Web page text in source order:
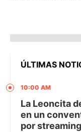
ÚLTIMAS
10:00 AM
La Leoncita
en un
por streaming